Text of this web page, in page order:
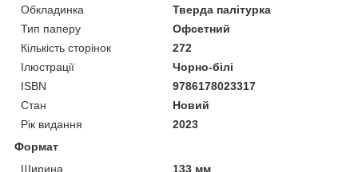
Обкладинка
Тверда палітурка
Тип паперу
Офсетний
Кількість сторінок
272
Ілюстрації
Чорно-білі
ISBN
9786178023317
Стан
Новий
Рік видання
2023
Формат
Ширина
133 мм